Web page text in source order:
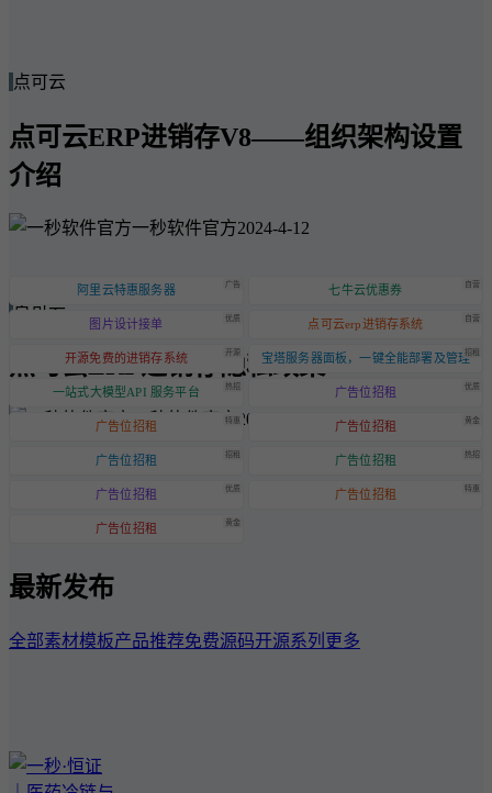
点可云
点可云ERP进销存V8——组织架构设置
介绍
一秒软件官方2024-4-12
点可云
点可云ERP进销存隐私政策
一秒软件官方2024-6-20
阿里云特惠服务器 广告 七牛云优惠券 自营
图片设计接单 优质 点可云erp进销存系统 自营
开源免费的进销存系统 开源 宝塔服务器面板，一键全能部署及管理招租
一站式大模型API 服务平台 热招 广告位招租 优质
广告位招租 特惠 广告位招租 黄金
广告位招租 招租 广告位招租 热招
广告位招租 优质 广告位招租 特惠
广告位招租 黄金
最新发布
全部素材模板产品推荐免费源码开源系列 更多